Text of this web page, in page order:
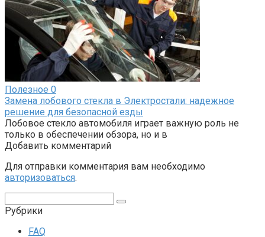
Полезное 0
Замена лобового стекла в Электростали: надежное
решение для безопасной езды
Лобовое стекло автомобиля играет важную роль не
только в обеспечении обзора, но и в
Добавить комментарий
Для отправки комментария вам необходимо
авторизоваться.
Рубрики
FAQ